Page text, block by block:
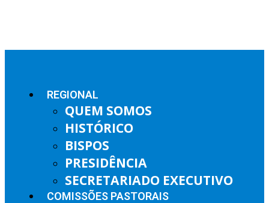
REGIONAL
QUEM SOMOS
HISTÓRICO
BISPOS
PRESIDÊNCIA
SECRETARIADO EXECUTIVO
COMISSÕES PASTORAIS